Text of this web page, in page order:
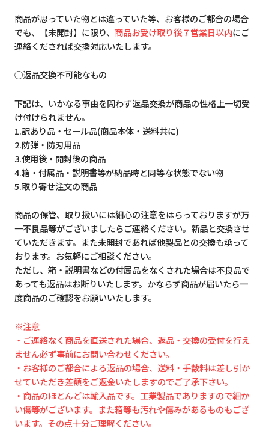
商品が思っていた物とは違っていた等、お客様のご都合の場合
でも、【未開封】に限り、 商品お受け取り後７営業日以内にご
連絡くだされば交換対応いたします。
◯返品交換不可能なもの
下記は、いかなる事由を問わず返品交換が商品の性格上一切受
け付けられません。
1.訳あり品・セール品(商品本体・送料共に)
2.防弾・防刃用品
3.使用後・開封後の商品
4.箱・付属品・説明書等が納品時と同等な状態でない物
5.取り寄せ注文の商品
商品の保管、取り扱いには細心の注意をはらっておりますが万
一不良品等がございましたらご連絡ください。新品と交換させ
ていただきます。また未開封であれば他製品との交換も承って
おります。お気軽にご相談ください。
ただし、箱・説明書などの付属品をなくされた場合は不良品で
あっても返品はお断りいたします。かならず商品が届いたら一
度商品のご確認をお願いいたします。
※注意
・ご連絡なく商品を直送された場合、返品・交換の受付を行え
ません必ず事前にお問い合わせください。
・お客様のご都合による返品の場合、送料・手数料は差し引か
せていただき差額をご返金いたしますのでご了承下さい。
・商品のほとんどは輸入品です。工業製品でありますので細か
い傷等がございます。また箱等も汚れや傷みがあるものもござ
います。その点十分ご理解ください。